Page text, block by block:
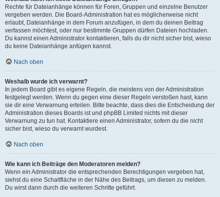
Rechte für Dateianhänge können für Foren, Gruppen und einzelne Benutzer
vergeben werden. Die Board-Administration hat es möglicherweise nicht
erlaubt, Dateianhänge in dem Forum anzufügen, in dem du deinen Beitrag
verfassen möchtest, oder nur bestimmte Gruppen dürfen Dateien hochladen.
Du kannst einen Administrator kontaktieren, falls du dir nicht sicher bist, wieso
du keine Dateianhänge anfügen kannst.
Nach oben
Weshalb wurde ich verwarnt?
In jedem Board gibt es eigene Regeln, die meistens von der Administration
festgelegt werden. Wenn du gegen eine dieser Regeln verstoßen hast, kann
sie dir eine Verwarnung erteilen. Bitte beachte, dass dies die Entscheidung der
Administration dieses Boards ist und phpBB Limited nichts mit dieser
Verwarnung zu tun hat. Kontaktiere einen Administrator, sofern du die nicht
sicher bist, wieso du verwarnt wurdest.
Nach oben
Wie kann ich Beiträge den Moderatoren melden?
Wenn ein Administrator die entsprechenden Berechtigungen vergeben hat,
siehst du eine Schaltfläche in der Nähe des Beitrags, um diesen zu melden.
Du wirst dann durch die weiteren Schritte geführt.